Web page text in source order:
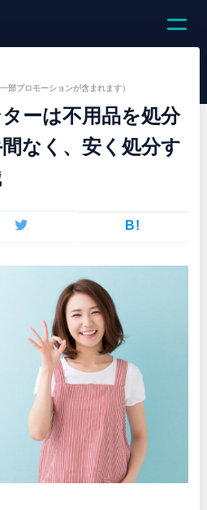
部プロモーションが含まれます）
ーは不用品を処分
なく、安く処分す
B!